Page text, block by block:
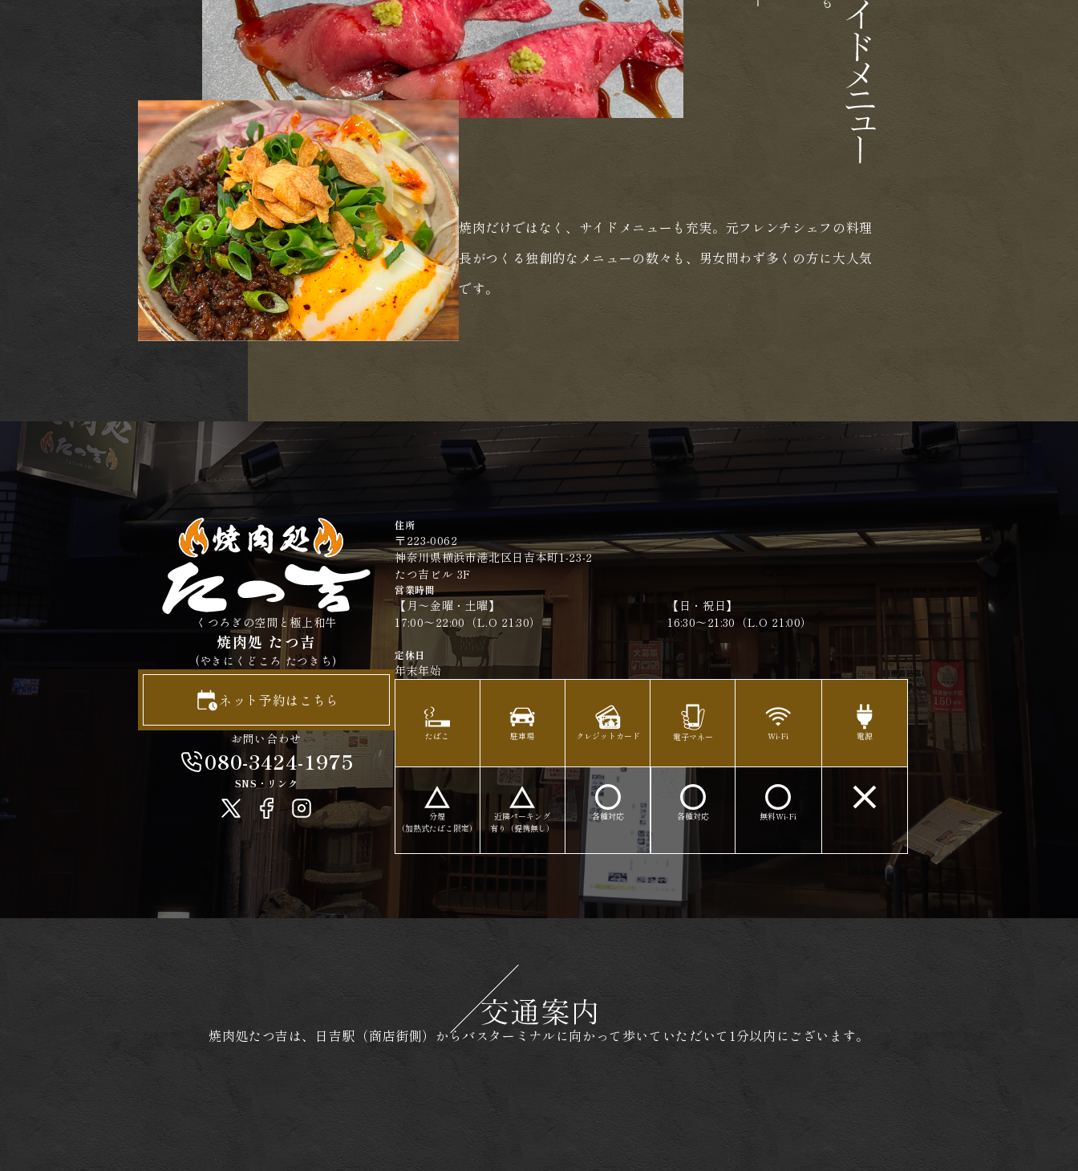
焼肉だけではなく、サイドメニューも充実。元フレンチシェフの料理
長がつくる独創的なメニューの数々も、男女問わず多くの方に大人気
です。
くつろぎの空間と極上和牛
焼肉処 たつ吉
(やきにくどころ たつきち)
ネット予約はこちら
お問い合わせ
080-3424-1975
SNS・リンク
住所
〒223-0062
神奈川県横浜市港北区日吉本町1-23-2
たつ吉ビル 3F​​​​​​​
営業時間
【月〜金曜・土曜】
17:00～22:00（L.O 21:30）​​​​​​​
【日・祝日】
16:30～21:30（L.O 21:00）​​​​​​​
定休日
年末年始
たばこ 駐車場 クレジットカード
分煙
（加熱式たばこ限定）
近隣パーキング
有り（提携無し）​​​​​​​
各種対応
電子マネー Wi-Fi 電源
各種対応​​​​​​​ 無料Wi-Fi​​​​​​​
焼肉処たつ吉は、日吉駅（商店街側）からバスターミナルに向かって歩いていただいて1分以内にございます。